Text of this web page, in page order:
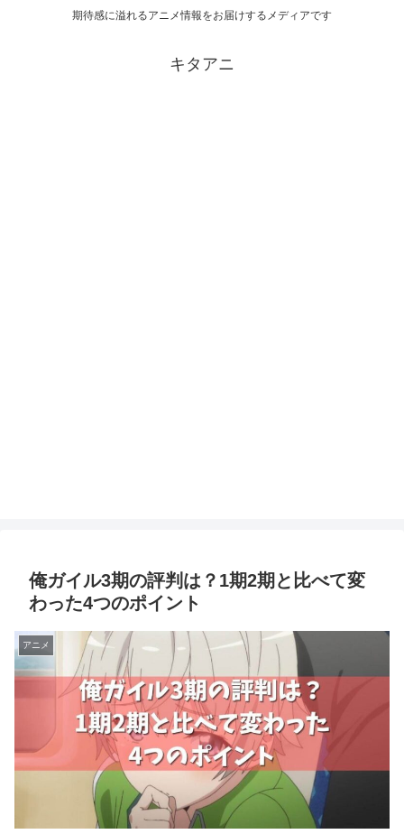
期待感に溢れるアニメ情報をお届けするメディアです
キタアニ
俺ガイル3期の評判は？1期2期と比べて変
わった4つのポイント
アニメ